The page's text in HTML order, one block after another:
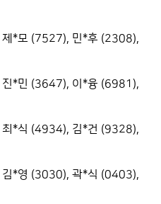
*모 (7527), 민*후 (2308),
*민 (3647), 이*융 (6981),
*식 (4934), 김*건 (9328),
*영 (3030), 곽*식 (0403),